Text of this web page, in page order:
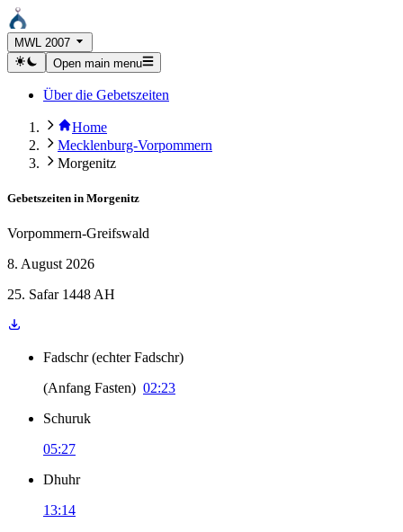
MWL 2007
Open main menu
Über die Gebetszeiten
Home
Mecklenburg-Vorpommern
Morgenitz
Gebetszeiten in Morgenitz
Vorpommern-Greifswald
8. August 2026
25. Safar 1448 AH
Fadschr (echter Fadschr)
(Anfang Fasten) 02:23
Schuruk
05:27
Dhuhr
13:14